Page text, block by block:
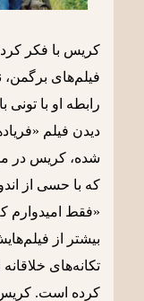
کریس با فکر
فیلم‌های برگمن،
رابطه او با
شده، کریس در
که با حسی از
«فقط
بیشتر از
تکانه‌های
کرده است. کریس